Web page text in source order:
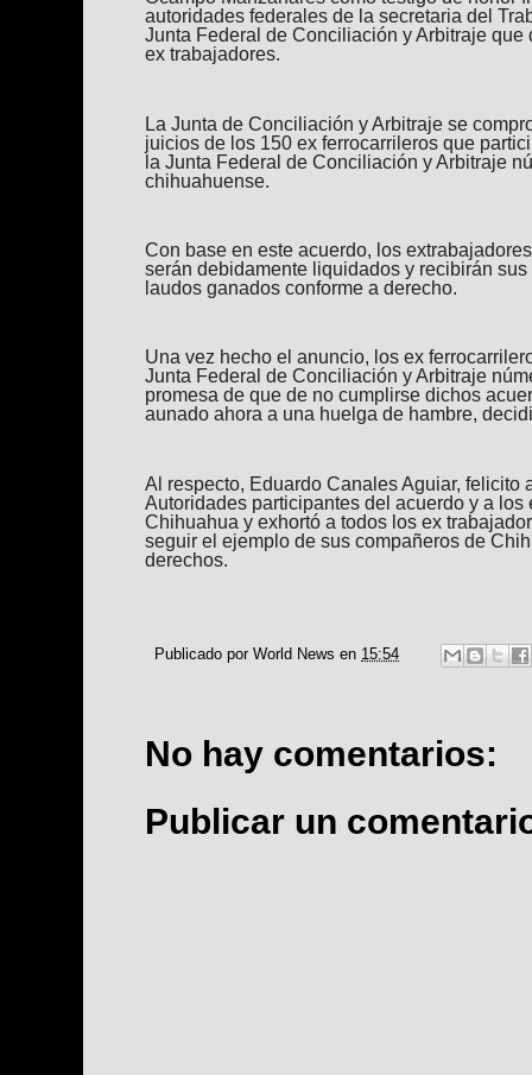
autoridades federales de la secretaria del
Junta Federal de Conciliación y Arbitraje que
ex trabajadores.
La Junta de Conciliación y Arbitraje se
juicios de los 150 ex ferrocarrileros que
la Junta Federal de Conciliación y Arbitraje
chihuahuense.
Con base en este acuerdo, los
serán debidamente liquidados y recibirán
laudos ganados conforme a derecho.
Una vez hecho el anuncio, los ex
Junta Federal de Conciliación y Arbitraje
promesa de que de no cumplirse dichos
aunado ahora a una huelga de hambre,
Al respecto, Eduardo Canales Aguiar, felicito
Autoridades participantes del acuerdo y a los
Chihuahua y exhortó a todos los ex
seguir el ejemplo de sus compañeros de
derechos.
Publicado por World News en 15:54
No hay comentarios:
Publicar un